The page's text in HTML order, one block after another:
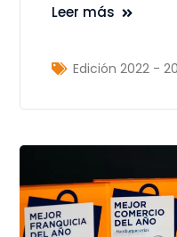
Leer más
Edición 2022 -